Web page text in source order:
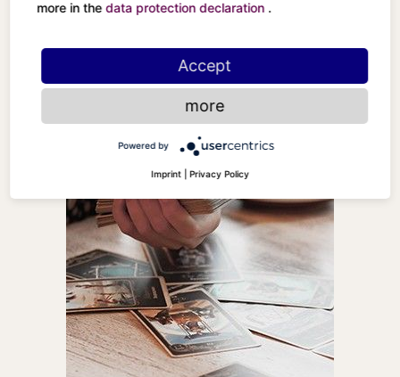
more in thedata protection declaration .
Accept
more
Powered by
Imprint Privacy Policy